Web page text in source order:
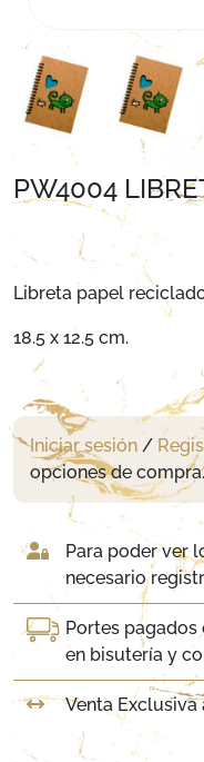
PW4004
Libreta papel
18.5 x 12.5 cm.
Iniciar sesión /
opciones de compra.
Para poder ver
necesario
Portes
en bisutería y
Venta Exclusiva